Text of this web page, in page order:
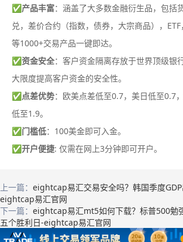
✅产品丰富：涵盖了大多数金融衍生品，包括
兑，差价合约（指数，债券，大宗商品），ETF
等1000+交易产品一键即达。
✅资金安全：客户资金隔离存放于世界顶级银
大限度提高客户资金的安全性。
✅点差优势：欧美点差低至0.7，美日低至0.7
低至1.9。
✅门槛低：100美金即可入金。
✅开户便捷: 仅需在网上3分钟即可开户。
上一篇： eightcap易汇交易安全吗？韩国季度
eightcap易汇官网
下一篇： eightcap易汇mt5如何下载？标普500勉
五个胜利日-eightcap易汇官网